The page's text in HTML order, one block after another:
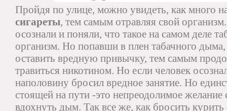
Пройдя по улице, можно увидеть, как много
сигареты, тем самым отравляя свой
осознали и поняли, что такое на самом деле
организм. Но попавши в плен табачного
оставить вредную привычку, тем самым
травиться никотином. Но если человек
наполовину бросил вредное занятие. Но
стоящей на пути -это непреодолимое желание
вдохнуть дым. Так все же, как бросить